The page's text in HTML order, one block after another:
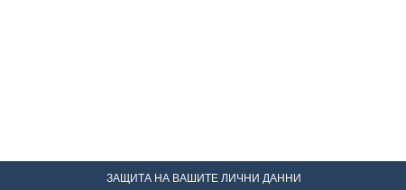
ЗАЩИТА НА ВАШИТЕ ЛИЧНИ ДАННИ